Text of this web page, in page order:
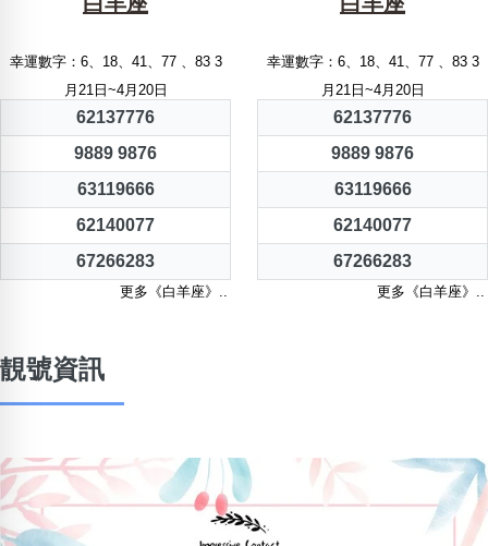
幸運數字：6、18、41、77 、83 3
月21日~4月20日
62137776
9889 9876
63119666
62140077
67266283
更多《白羊座》..
幸運數字：6、18、41、77 、83 3
月21日~4月20日
62137776
9889 9876
63119666
62140077
67266283
更多《白羊座》..
靚號資訊